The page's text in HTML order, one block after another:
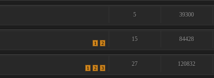
5 39300
1 2
15 84428
1 2 3
27 120832